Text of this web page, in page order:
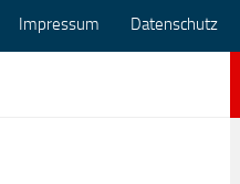
Impressum Datenschutz